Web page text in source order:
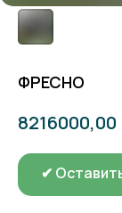
ФРЕСНО
8216000,00
✔